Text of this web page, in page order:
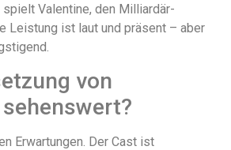
Valentine, den Milliardär-
Leistung ist laut und präsent – aber
von
Erwartungen. Der Cast ist